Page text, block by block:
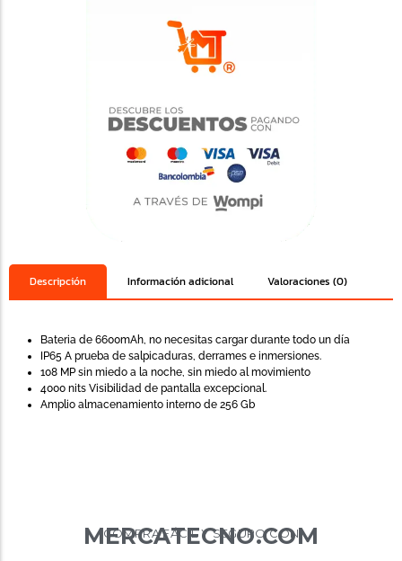
Descripción Información adicional Valoraciones (0)
Bateria de 6600mAh, no necesitas cargar durante todo un día
IP65 A prueba de salpicaduras, derrames e inmersiones.
108 MP sin miedo a la noche, sin miedo al movimiento
4000 nits Visibilidad de pantalla excepcional.
Amplio almacenamiento interno de 256 Gb
COMPRA FÁCIL Y SEGURO CON
MERCATECNO.COM